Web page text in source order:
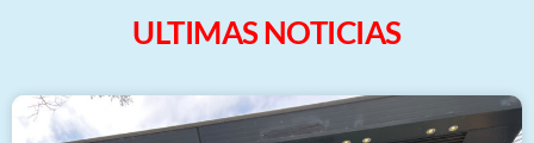
ULTIMAS NOTICIAS